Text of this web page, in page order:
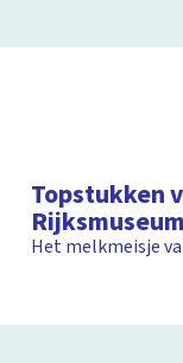
Topstukken
Rijksmuseum
Het melkmeisje